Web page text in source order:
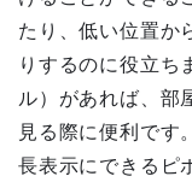
たり、低い位置か
りするのに役立ち
ル）があれば、部
見る際に便利です
長表示にできるピ